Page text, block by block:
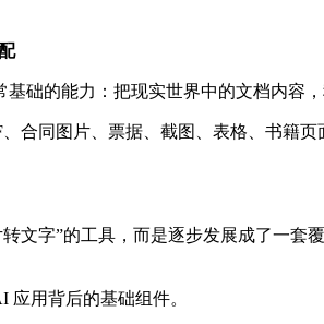
础的能力：把现实世界中的文档内容
合同图片、票据、截图、表格、书籍
文字”的工具，而是逐步发展成了一
应用背后的基础组件。